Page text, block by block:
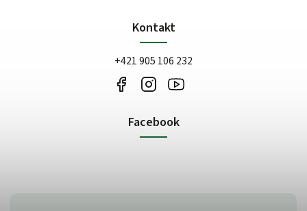
Kontakt
+421 905 106 232
Facebook